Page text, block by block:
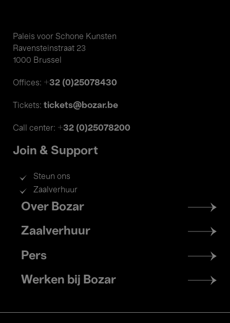
Paleis voor Schone Kunsten
Ravensteinstraat 23
1000 Brussel
Offices: +32 (0)25078430
Tickets: tickets@bozar.be
Call center: +32 (0)25078200
Join & Support
Steun ons
Zaalverhuur
Footer
menu
Over Bozar
Zaalverhuur
Pers
Werken bij Bozar